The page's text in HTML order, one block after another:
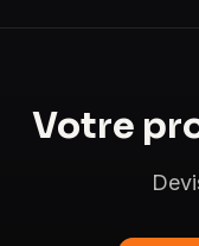
Votre